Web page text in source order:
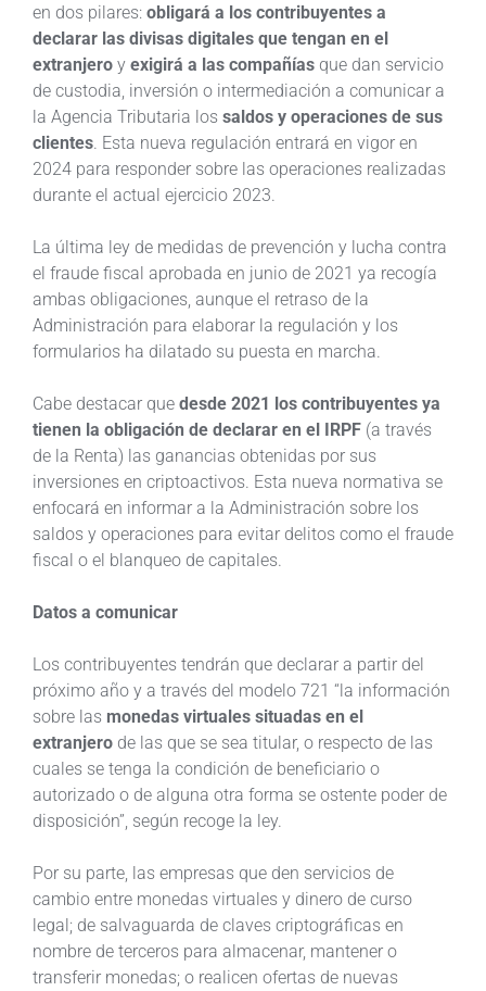
en dos pilares: obligará a los contribuyentes a
declarar las divisas digitales que tengan en el
extranjero y exigirá a las compañías que dan servicio
de custodia, inversión o intermediación a comunicar a
la Agencia Tributaria los saldos y operaciones de sus
clientes. Esta nueva regulación entrará en vigor en
2024 para responder sobre las operaciones realizadas
durante el actual ejercicio 2023.
La última ley de medidas de prevención y lucha contra
el fraude fiscal aprobada en junio de 2021 ya recogía
ambas obligaciones, aunque el retraso de la
Administración para elaborar la regulación y los
formularios ha dilatado su puesta en marcha.
Cabe destacar que desde 2021 los contribuyentes ya
tienen la obligación de declarar en el IRPF (a través
de la Renta) las ganancias obtenidas por sus
inversiones en criptoactivos. Esta nueva normativa se
enfocará en informar a la Administración sobre los
saldos y operaciones para evitar delitos como el fraude
fiscal o el blanqueo de capitales.
Datos a comunicar
Los contribuyentes tendrán que declarar a partir del
próximo año y a través del modelo 721 “la información
sobre las monedas virtuales situadas en el
extranjero de las que se sea titular, o respecto de las
cuales se tenga la condición de beneficiario o
autorizado o de alguna otra forma se ostente poder de
disposición”, según recoge la ley.
Por su parte, las empresas que den servicios de
cambio entre monedas virtuales y dinero de curso
legal; de salvaguarda de claves criptográficas en
nombre de terceros para almacenar, mantener o
transferir monedas; o realicen ofertas de nuevas